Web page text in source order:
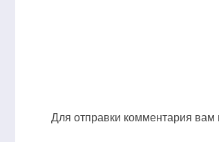
Для отправки комментария